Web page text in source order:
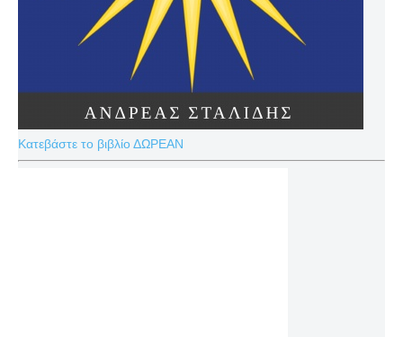
Κατεβάστε το βιβλίο ΔΩΡΕΑΝ